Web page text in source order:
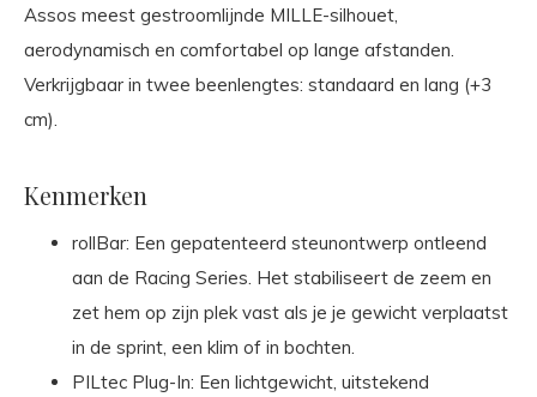
Assos meest gestroomlijnde MILLE-silhouet,
aerodynamisch en comfortabel op lange afstanden.
Verkrijgbaar in twee beenlengtes: standaard en lang (+3
cm).
Kenmerken
rollBar: Een gepatenteerd steunontwerp ontleend
aan de Racing Series. Het stabiliseert de zeem en
zet hem op zijn plek vast als je je gewicht verplaatst
in de sprint, een klim of in bochten.
PILtec Plug-In: Een lichtgewicht, uitstekend